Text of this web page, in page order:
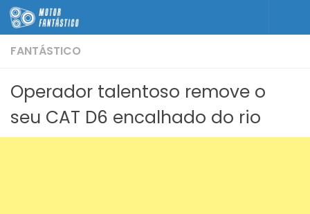
Skip to content
FANTÁSTICO
Operador talentoso remove o
seu CAT D6 encalhado do rio